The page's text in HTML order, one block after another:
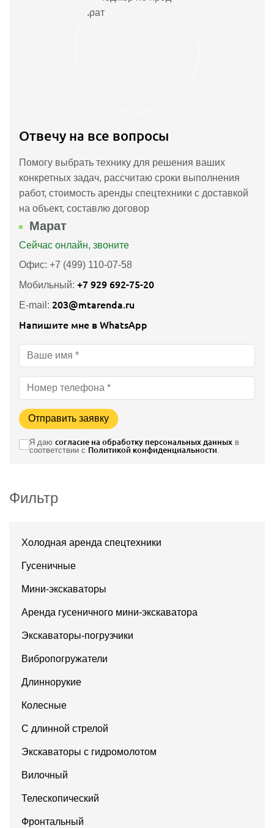
Фильтр
Холодная аренда спецтехники
Гусеничные
Мини-экскаваторы
Аренда гусеничного мини-экскаватора
Экскаваторы-погрузчики
Вибропогружатели
Длиннорукие
Колесные
С длинной стрелой
Экскаваторы с гидромолотом
Вилочный
Телескопический
Фронтальный
Отвечу на все вопросы
Помогу выбрать технику для решения ваших
конкретных задач, рассчитаю сроки выполнения
работ, стоимость аренды спецтехники с доставкой
на объект, составлю договор
Марат
Сейчас онлайн, звоните
Офис: +7 (499) 110-07-58
Мобильный: +7 929 692-75-20
E-mail: 203@mtarenda.ru
Напишите мне в WhatsApp
Отправить заявку
Я даю согласие на обработку персональных данных в
соответствии с Политикой конфиденциальности.